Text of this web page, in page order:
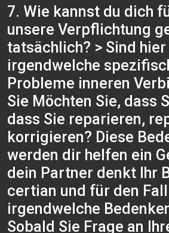
7. Wie kannst du dich
unsere Verpflichtung
tatsächlich? > Sind hier
irgendwelche
Probleme inneren
Sie Möchten Sie, dass
dass Sie reparieren,
korrigieren? Diese
werden dir helfen ein
dein Partner denkt Ihr
certian und für den Fall
irgendwelche
Sobald Sie Frage an